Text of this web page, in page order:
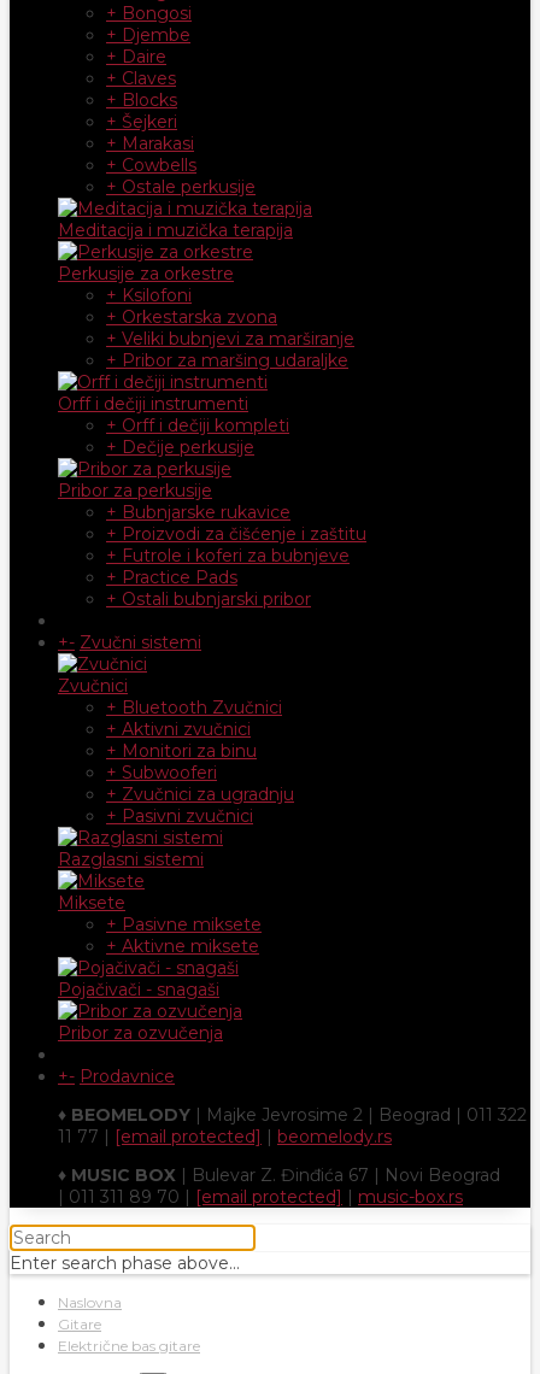
+ Bongosi
+ Djembe
+ Daire
+ Claves
+ Blocks
+ Šejkeri
+ Marakasi
+ Cowbells
+ Ostale perkusije
Meditacija i muzička terapija
Perkusije za orkestre
+ Ksilofoni
+ Orkestarska zvona
+ Veliki bubnjevi za marširanje
+ Pribor za maršing udaraljke
Orff i dečiji instrumenti
+ Orff i dečiji kompleti
+ Dečije perkusije
Pribor za perkusije
+ Bubnjarske rukavice
+ Proizvodi za čišćenje i zaštitu
+ Futrole i koferi za bubnjeve
+ Practice Pads
+ Ostali bubnjarski pribor
+- Zvučni sistemi
Zvučnici
+ Bluetooth Zvučnici
+ Aktivni zvučnici
+ Monitori za binu
+ Subwooferi
+ Zvučnici za ugradnju
+ Pasivni zvučnici
Razglasni sistemi
Miksete
+ Pasivne miksete
+ Aktivne miksete
Pojačivači - snagaši
Pribor za ozvučenja
+- Prodavnice
♦ BEOMELODY | Majke Jevrosime 2 | Beograd | 011 322
11 77 | [email protected] | beomelody.rs
♦ MUSIC BOX | Bulevar Z. Đinđića 67 | Novi Beograd
| 011 311 89 70 | [email protected] | music-box.rs
Enter search phase above...
Naslovna
Gitare
Električne bas gitare